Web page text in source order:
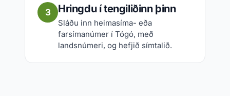
3 Hringdu í tengiliðinn þinn
Sláðu inn heimasíma- eða
farsímanúmer í Tógó, með
landsnúmeri, og hefjið símtalið.